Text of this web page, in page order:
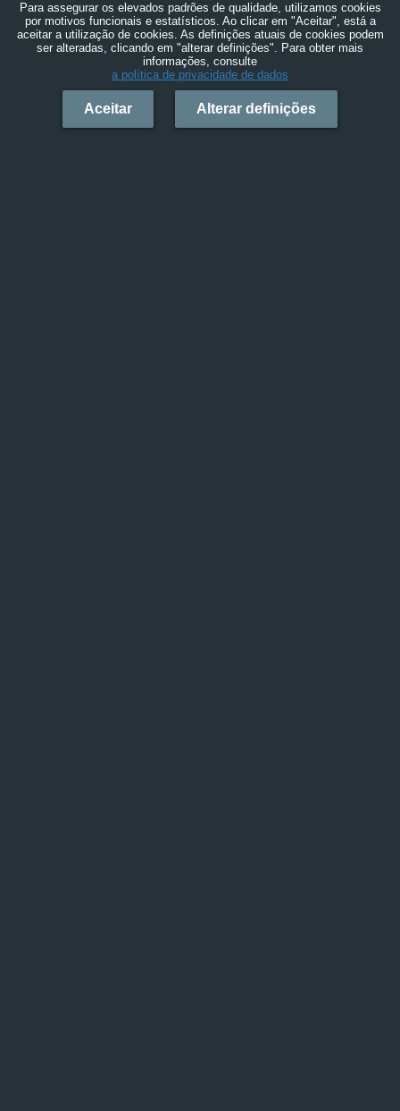
Para assegurar os elevados padrões de qualidade, utilizamos cookies
por motivos funcionais e estatísticos. Ao clicar em "Aceitar", está a
aceitar a utilização de cookies. As definições atuais de cookies podem
ser alteradas, clicando em "alterar definições". Para obter mais
informações, consulte
a política de privacidade de dados
Aceitar Alterar definições